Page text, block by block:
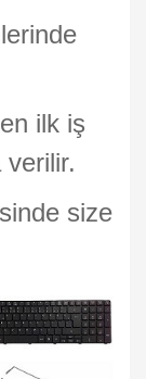
ilk iş
size